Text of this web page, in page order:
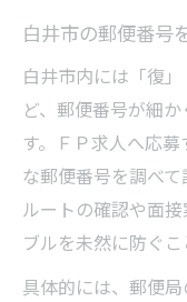
白井市の郵便番号
白井市内には「復
ど、郵便番号が細
す。ＦＰ求人へ応
な郵便番号を調べ
ルートの確認や面
ブルを未然に防ぐこ
具体的には、郵便